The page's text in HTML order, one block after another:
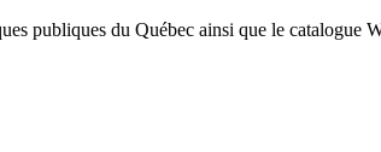
publiques du Québec ainsi que le catalogue